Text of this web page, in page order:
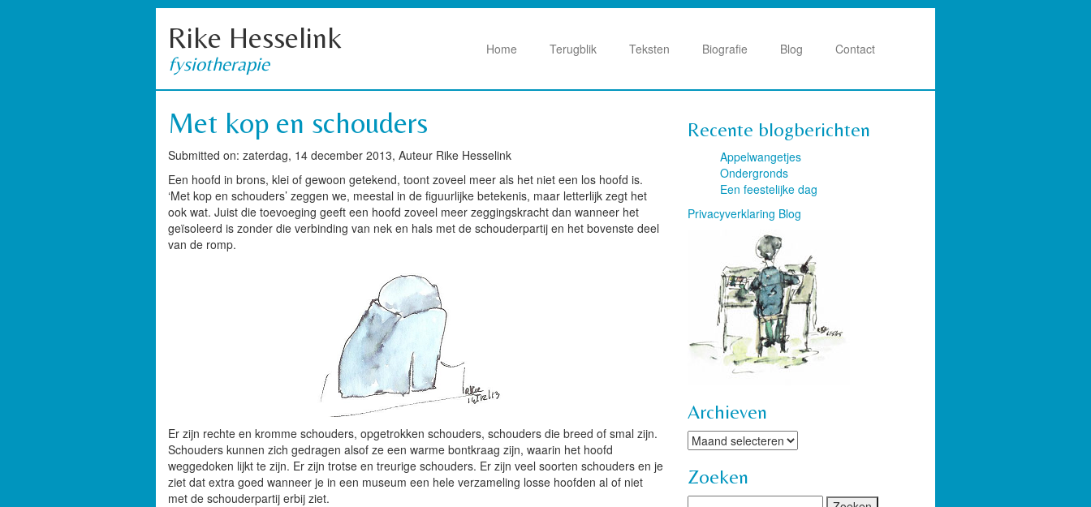
Rike Hesselink
fysiotherapie
Home Terugblik Teksten Biografie Blog Contact
Met kop en schouders
Submitted on: zaterdag, 14 december 2013, Auteur Rike Hesselink
Een hoofd in brons, klei of gewoon getekend, toont zoveel meer als het niet een los hoofd is.
‘Met kop en schouders’ zeggen we, meestal in de figuurlijke betekenis, maar letterlijk zegt het
ook wat. Juist die toevoeging geeft een hoofd zoveel meer zeggingskracht dan wanneer het
geïsoleerd is zonder die verbinding van nek en hals met de schouderpartij en het bovenste deel
van de romp.
Er zijn rechte en kromme schouders, opgetrokken schouders, schouders die breed of smal zijn.
Schouders kunnen zich gedragen alsof ze een warme bontkraag zijn, waarin het hoofd
weggedoken lijkt te zijn. Er zijn trotse en treurige schouders. Er zijn veel soorten schouders en je
ziet dat extra goed wanneer je in een museum een hele verzameling losse hoofden al of niet
met de schouderpartij erbij ziet.
Recente blogberichten
Appelwangetjes
Ondergronds
Een feestelijke dag
Privacyverklaring Blog
Archieven
Archieven
Zoeken